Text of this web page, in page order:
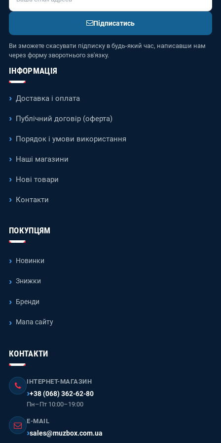
Підписатись
Ви зможете скасувати підписку в будь-який час, написавши нам
через форму зворотнього зв'язку.
ІНФОРМАЦІЯ
Доставка і оплата
Публічний договір (оферта)
Порядок і умови використання
Наші магазини
Нові товари
Контакти
ПОКУПЦЯМ
Новинки
Знижки
Бренди
Мапа сайту
КОНТАКТИ
ІНТЕРНЕТ-МАГАЗИН
+38 (068) 362-62-80
Пн–Пт 10:00–19:00
E-MAIL
sales@muzbox.com.ua